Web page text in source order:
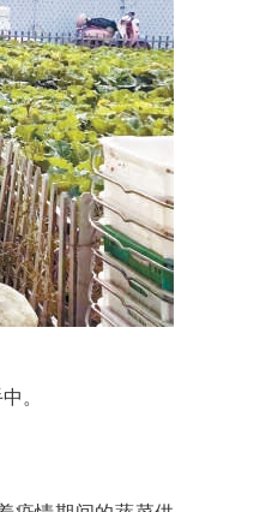
。